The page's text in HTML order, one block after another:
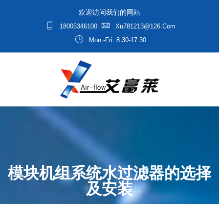
欢迎访问我们的网站
18005346100
Xu781213@126.com
Mon.-Fri. 8:30-17:30
模块机组系统水过滤器的选择
及安装